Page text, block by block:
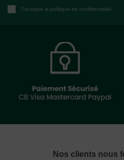
(1
J'accepte la politique de confidentialité
Nos clients nous